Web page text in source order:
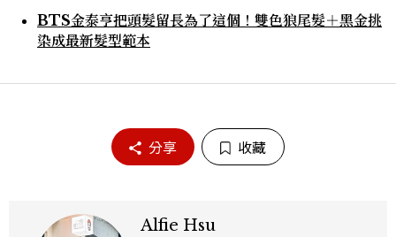
BTS金泰亨把頭髮留長為了這個！雙色狼尾髮＋黑金挑
染成最新髮型範本
分享 收藏
Alfie Hsu